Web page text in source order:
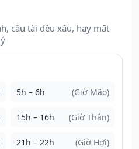
cầu tài đều xấu, hay mất
5h – 6h (Giờ Mão)
15h – 16h (Giờ Thân)
21h – 22h (Giờ Hợi)